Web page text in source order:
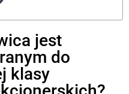
jest
do
klasy